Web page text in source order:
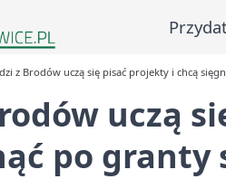
z Brodów uczą się pisać projekty i chcą
uczą
po granty